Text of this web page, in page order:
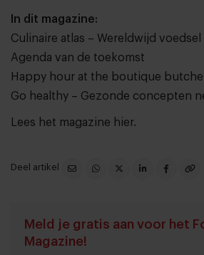
In dit magazine:
Culinaire atlas – Wereldwijd
Agenda van de toekomst
Happy hour at the boutique
Go healthy – Gezonde concepten
Lees het magazine hier.
Deel artikel
Meld je gratis aan voor het
Magazine!